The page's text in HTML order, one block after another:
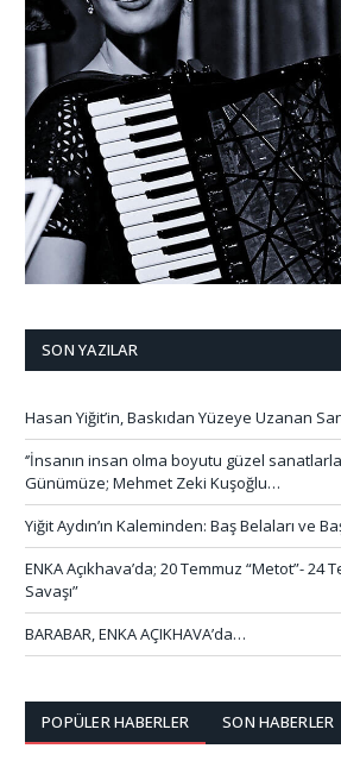
SON YAZILAR
Hasan Yiğit’in, Baskıdan Yüzeye Uzanan
‘’İnsanın insan olma boyutu güzel sanatlarla
Günümüze; Mehmet Zeki Kuşoğlu…
Yiğit Aydın’ın Kaleminden: Baş Belaları ve
ENKA Açıkhava’da; 20 Temmuz “Metot”- 24
Savaşı”
BARABAR, ENKA AÇIKHAVA’da…
POPÜLER HABERLER SON HABERLER